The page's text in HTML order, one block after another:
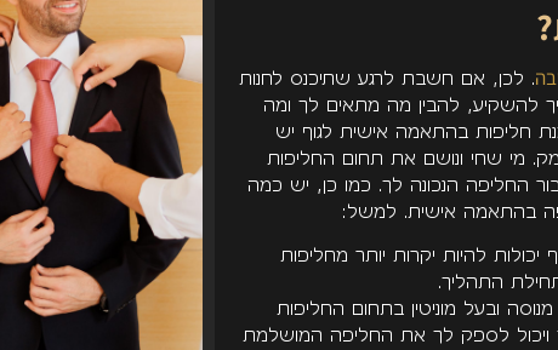
. לכן, אם חשבת לרגע שתיכנס לחנות
להשקיע, להבין מה מתאים לך ומה
חליפות בהתאמה אישית לגוף יש
מי שחי ונושם את תחום החליפות
החליפה הנכונה לך. כמו כן, יש כמה
בהתאמה אישית. למשל:
להיות יקרות יותר מחליפות
התהליך.
ובעל מוניטין בתחום החליפות
לספק לך את החליפה המושלמת
*המבצע לזמן מוגבל